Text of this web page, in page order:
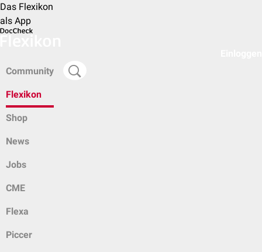
Das Flexikon
als App
Community
Flexikon
Shop
News
Jobs
CME
Flexa
Piccer